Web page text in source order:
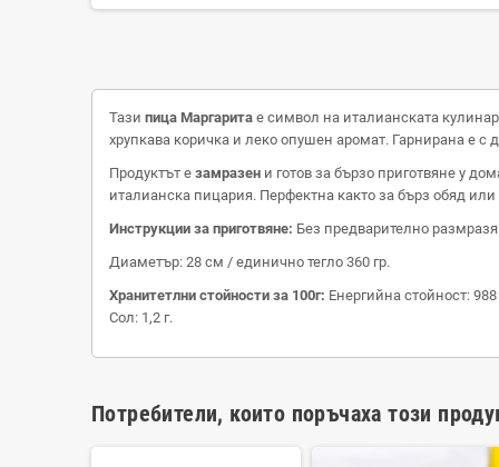
Тази пицa Маргарита е символ на италианската
хрупкава коричка и леко опушен аромат. Гарнирана е
Продуктът е замразен и готов за бързо приготвяне у
италианска пицария. Перфектна както за бърз обяд
Инструкции за приготвяне: Без предварително
Диаметър: 28 см / единично тегло 360 гр.
Хранитетлни стойности за 100г: Енергийна стойност:
Сол: 1,2 г.
Потребители, които поръчаха този